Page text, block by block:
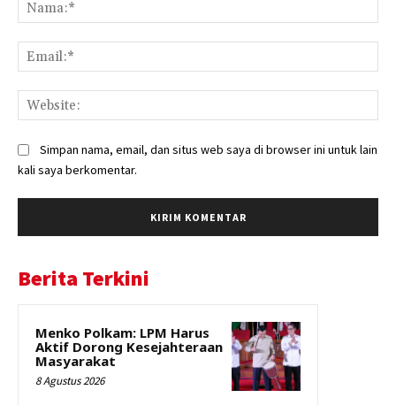
Simpan nama, email, dan situs web saya di browser ini untuk lain
kali saya berkomentar.
Berita Terkini
Menko Polkam: LPM Harus
Aktif Dorong Kesejahteraan
Masyarakat
8 Agustus 2026